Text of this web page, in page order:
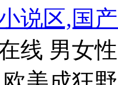
说区,国